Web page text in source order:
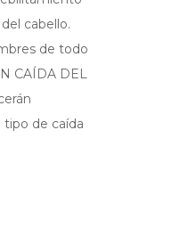
cabello.
de todo
CAÍDA DEL
de caída